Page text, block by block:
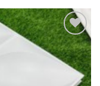
Add to
wishlist